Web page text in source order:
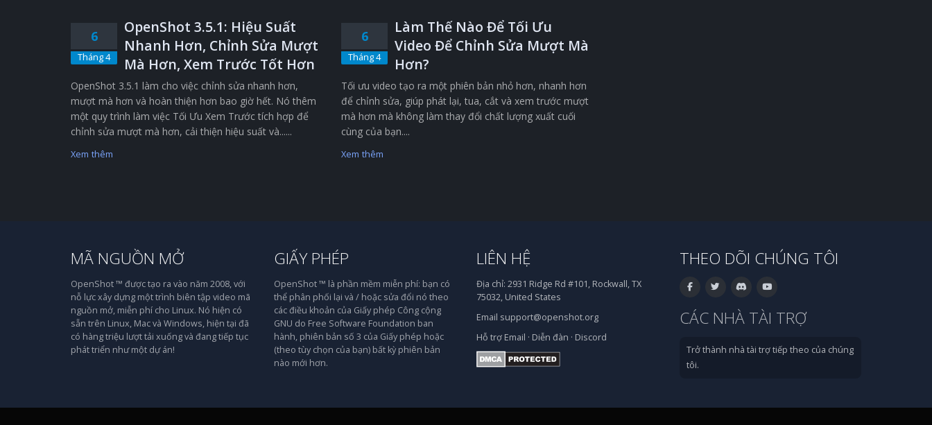
6
Tháng 4
OpenShot 3.5.1: Hiệu Suất
Nhanh Hơn, Chỉnh Sửa Mượt
Mà Hơn, Xem Trước Tốt Hơn
OpenShot 3.5.1 làm cho việc chỉnh sửa nhanh hơn,
mượt mà hơn và hoàn thiện hơn bao giờ hết. Nó thêm
một quy trình làm việc Tối Ưu Xem Trước tích hợp để
chỉnh sửa mượt mà hơn, cải thiện hiệu suất và......
Xem thêm
6
Tháng 4
Làm Thế Nào Để Tối Ưu
Video Để Chỉnh Sửa Mượt Mà
Hơn?
Tối ưu video tạo ra một phiên bản nhỏ hơn, nhanh hơn
để chỉnh sửa, giúp phát lại, tua, cắt và xem trước mượt
mà hơn mà không làm thay đổi chất lượng xuất cuối
cùng của bạn....
Xem thêm
MÃ NGUỒN MỞ
OpenShot ™ được tạo ra vào năm 2008, với
nỗ lực xây dựng một trình biên tập video mã
nguồn mở, miễn phí cho Linux. Nó hiện có
sẵn trên Linux, Mac và Windows, hiện tại đã
có hàng triệu lượt tải xuống và đang tiếp tục
phát triển như một dự án!
GIẤY PHÉP
OpenShot ™ là phần mềm miễn phí: bạn có
thể phân phối lại và / hoặc sửa đổi nó theo
các điều khoản của Giấy phép Công cộng
GNU do Free Software Foundation ban
hành, phiên bản số 3 của Giấy phép hoặc
(theo tùy chọn của bạn) bất kỳ phiên bản
nào mới hơn.
LIÊN HỆ
Địa chỉ: 2931 Ridge Rd #101, Rockwall, TX
75032, United States
Email support@openshot.org
Hỗ trợ Email · Diễn đàn · Discord
THEO DÕI CHÚNG TÔI
CÁC NHÀ TÀI TRỢ
Trở thành nhà tài trợ tiếp theo của chúng
tôi.